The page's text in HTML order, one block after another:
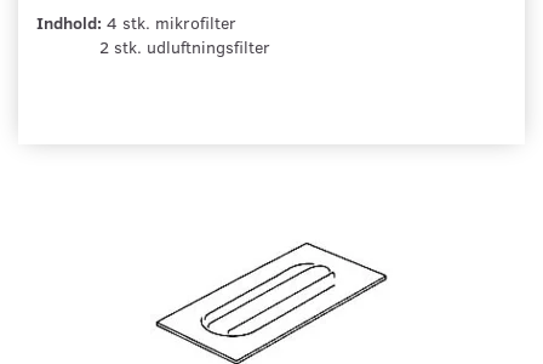
Indhold: 4 stk. mikrofilter
2 stk. udluftningsfilter